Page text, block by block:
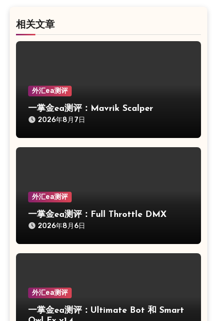
相关文章
外汇ea测评
一掌金ea测评：Mavrik Scalper
2026年8月7日
外汇ea测评
一掌金ea测评：Full Throttle DMX
2026年8月6日
外汇ea测评
一掌金ea测评：Ultimate Bot 和 Smart